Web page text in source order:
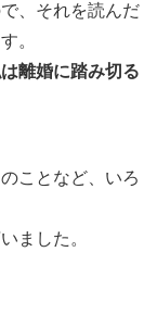
、それを読んだ
。
離婚に踏み切る
ことなど、いろ
ました。